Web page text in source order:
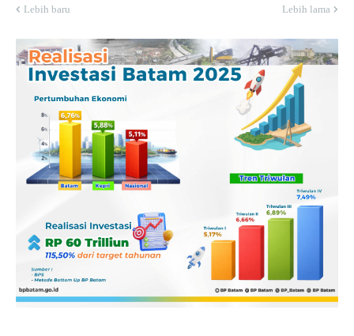
Lebih baru Lebih lama